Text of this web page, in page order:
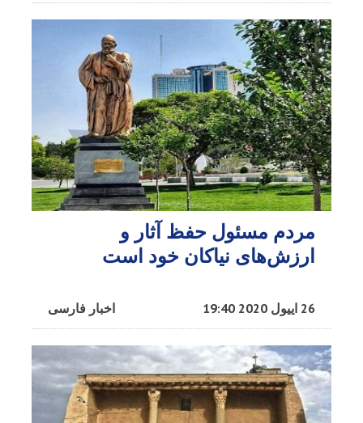
مردم مسئول حفظ آثار و
ارزش‌های نیاکان خود است
اخبار فارسی 26 اییول 2020 19:40